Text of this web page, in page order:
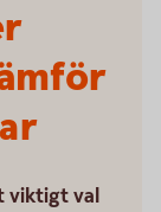
viktigt val